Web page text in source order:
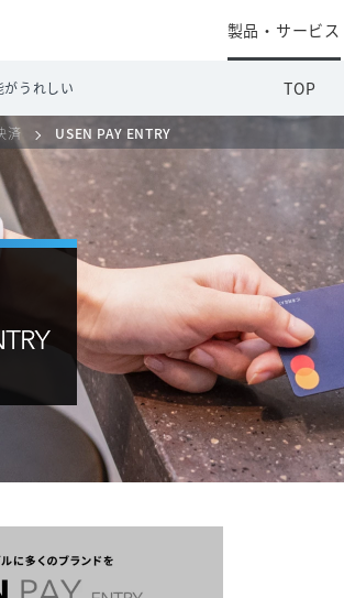
うれしい TOP
製品・サービス
済 USEN PAY ENTRY